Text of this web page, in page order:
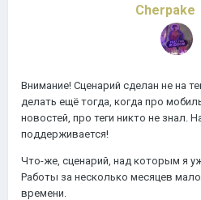
Cherpake
Внимание! Сценарий сделан не на
делать ещё тогда, когда про
новостей, про теги никто не знал.
поддерживается!
Что-же, сценарий, над которым я
Работы за несколько месяцев
времени.